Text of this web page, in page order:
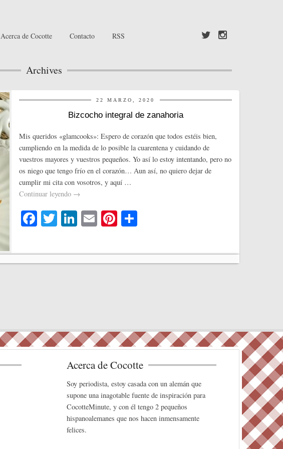
Acerca de Cocotte Contacto RSS
Archives
22 MARZO, 2020
Bizcocho integral de zanahoria
Mis queridos «glamcooks»: Espero de corazón que todos estéis bien,
cumpliendo en la medida de lo posible la cuarentena y cuidando de
vuestros mayores y vuestros pequeños. Yo así lo estoy intentando, pero no
os niego que tengo frío en el corazón… Aun así, no quiero dejar de
cumplir mi cita con vosotros, y aquí …
Continuar leyendo →
Fa
bo
ok
T
tte
r
Li
ed
In
E
ail
Pi
er
es
m
pa
Acerca de Cocotte
Soy periodista, estoy casada con un alemán que
supone una inagotable fuente de inspiración para
CocotteMinute, y con él tengo 2 pequeños
hispanoalemanes que nos hacen inmensamente
felices.